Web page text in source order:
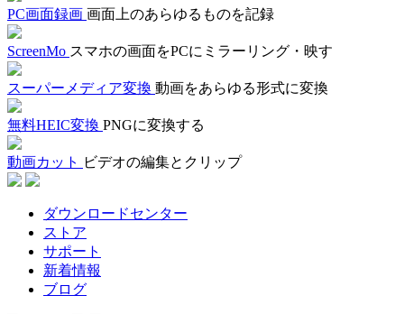
PC画面録画 画面上のあらゆるものを記録
ScreenMo スマホの画面をPCにミラーリング・映す
スーパーメディア変換 動画をあらゆる形式に変換
無料HEIC変換 PNGに変換する
動画カット ビデオの編集とクリップ
ダウンロードセンター
ストア
サポート
新着情報
ブログ